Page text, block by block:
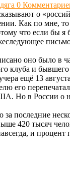
0
о
Как по мне, то
что если бы я
оно было в
клуба и
ещё 13
его
Но в России о
за последние
420 тысяч
и процент